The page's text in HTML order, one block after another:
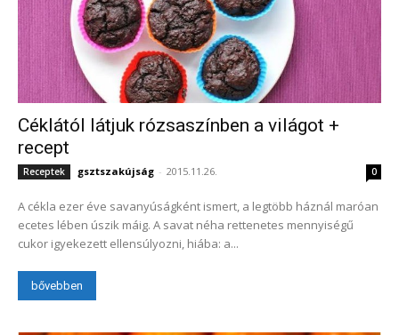
Céklától látjuk rózsaszínben a világot +
recept
Receptek gsztszakújság - 2015.11.26. 0
A cékla ezer éve savanyúságként ismert, a legtöbb háznál maróan
ecetes lében úszik máig. A savat néha rettenetes mennyiségű
cukor igyekezett ellensúlyozni, hiába: a...
bővebben